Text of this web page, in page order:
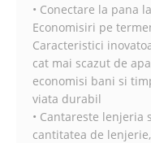
• Conectare la pana
Economisiri pe
Caracteristici
cat mai scazut de
economisi bani si
viata durabil
• Cantareste lenjeria
cantitatea de